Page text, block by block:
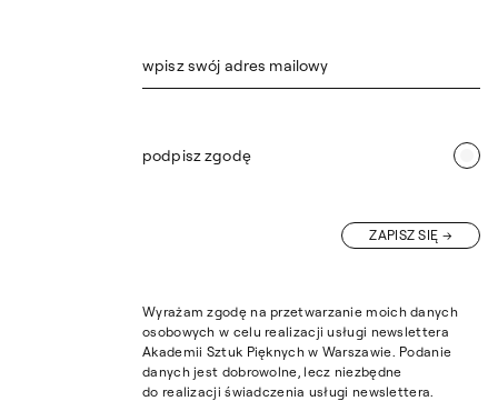
wpisz swój adres mailowy
podpisz zgodę
ZAPISZ SIĘ
Wyrażam zgodę na przetwarzanie moich danych
osobowych w celu realizacji usługi newslettera
Akademii Sztuk Pięknych w Warszawie. Podanie
danych jest dobrowolne, lecz niezbędne
do realizacji świadczenia usługi newslettera.